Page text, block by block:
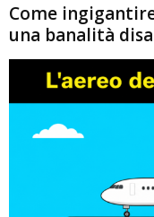
Come
una banalità